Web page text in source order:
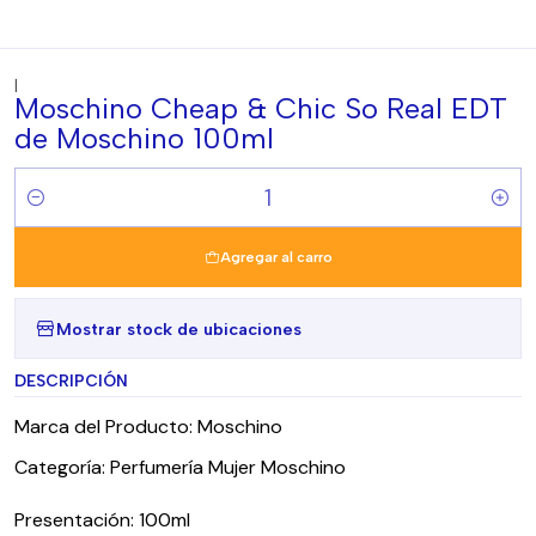
|
Moschino Cheap & Chic So Real EDT
de Moschino 100ml
Cantidad
Agregar al carro
Mostrar stock de ubicaciones
DESCRIPCIÓN
Marca del Producto: Moschino
Categoría: Perfumería Mujer Moschino
Presentación: 100ml